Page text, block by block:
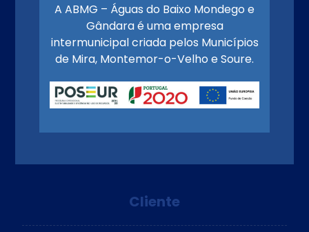
A ABMG – Águas do Baixo Mondego e
Gândara é uma empresa
intermunicipal criada pelos Municípios
de Mira, Montemor-o-Velho e Soure.
Cliente